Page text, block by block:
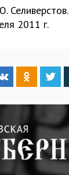
Селиверстов.
2011 г.